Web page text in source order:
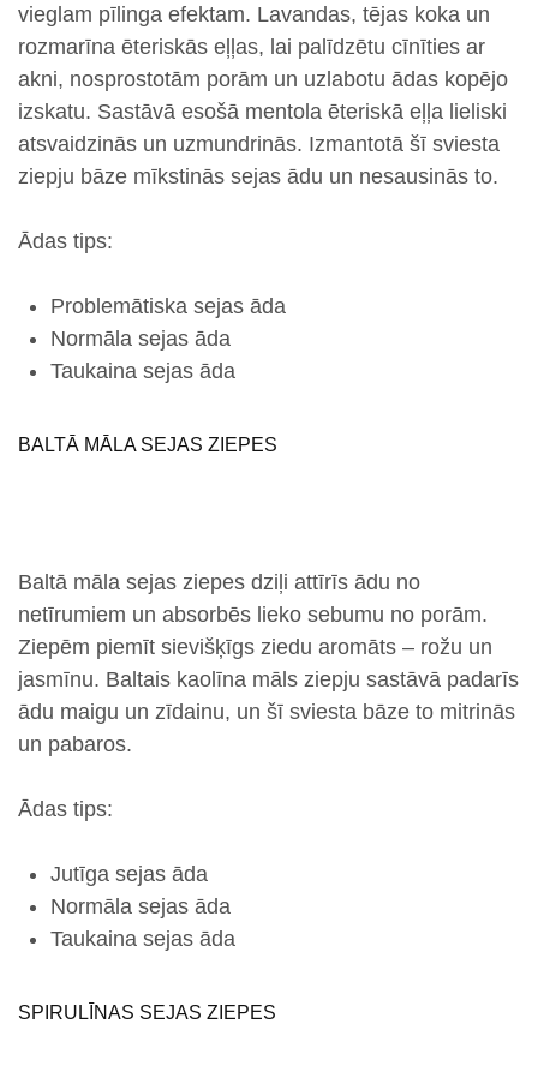
vieglam pīlinga efektam. Lavandas, tējas koka un
rozmarīna ēteriskās eļļas, lai palīdzētu cīnīties ar
akni, nosprostotām porām un uzlabotu ādas kopējo
izskatu. Sastāvā esošā mentola ēteriskā eļļa lieliski
atsvaidzinās un uzmundrinās. Izmantotā šī sviesta
ziepju bāze mīkstinās sejas ādu un nesausinās to.
Ādas tips:
Problemātiska sejas āda
Normāla sejas āda
Taukaina sejas āda
BALTĀ MĀLA SEJAS ZIEPES
Baltā māla sejas ziepes dziļi attīrīs ādu no
netīrumiem un absorbēs lieko sebumu no porām.
Ziepēm piemīt sievišķīgs ziedu aromāts – rožu un
jasmīnu. Baltais kaolīna māls ziepju sastāvā padarīs
ādu maigu un zīdainu, un šī sviesta bāze to mitrinās
un pabaros.
Ādas tips:
Jutīga sejas āda
Normāla sejas āda
Taukaina sejas āda
SPIRULĪNAS SEJAS ZIEPES